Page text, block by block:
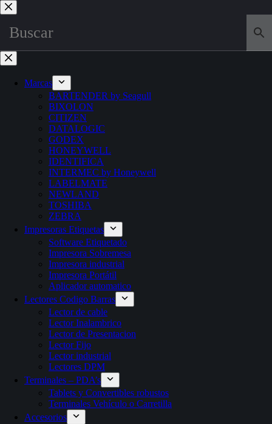
Marcas
BARTENDER by Seagull
BIXOLON
CITIZEN
DATALOGIC
GODEX
HONEYWELL
IDENTIFICA
INTERMEC by Honeywell
LABELMATE
NEWLAND
TOSHIBA
ZEBRA
Impresoras Etiquetas
Software Etiquetado
Impresora Sobremesa
Impresora industrial
Impresora Portátil
Aplicador automatico
Lectores Codigo Barras
Lector de cable
Lector Inalambrico
Lector de Presentacion
Lector Fijo
Lector industrial
Lectores DPM
Terminales – PDA’s
Tablets y Convertibles robustos
Terminales Vehículo o Carretilla
Accesorios